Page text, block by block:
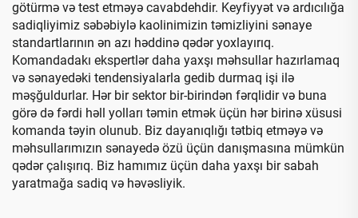
götürmə və test etməyə cavabdehdir. Keyfiyyət və ardıcılığa
sadiqliyimiz səbəbiylə kaolinimizin təmizliyini sənaye
standartlarının ən azı həddinə qədər yoxlayırıq.
Komandadakı ekspertlər daha yaxşı məhsullar hazırlamaq
və sənayedəki tendensiyalarla gedib durmaq işi ilə
məşğuldurlar. Hər bir sektor bir-birindən fərqlidir və buna
görə də fərdi həll yolları təmin etmək üçün hər birinə xüsusi
komanda təyin olunub. Biz dayanıqlığı tətbiq etməyə və
məhsullarımızın sənayedə özü üçün danışmasına mümkün
qədər çalışırıq. Biz hamımız üçün daha yaxşı bir sabah
yaratmağa sadiq və həvəsliyik.